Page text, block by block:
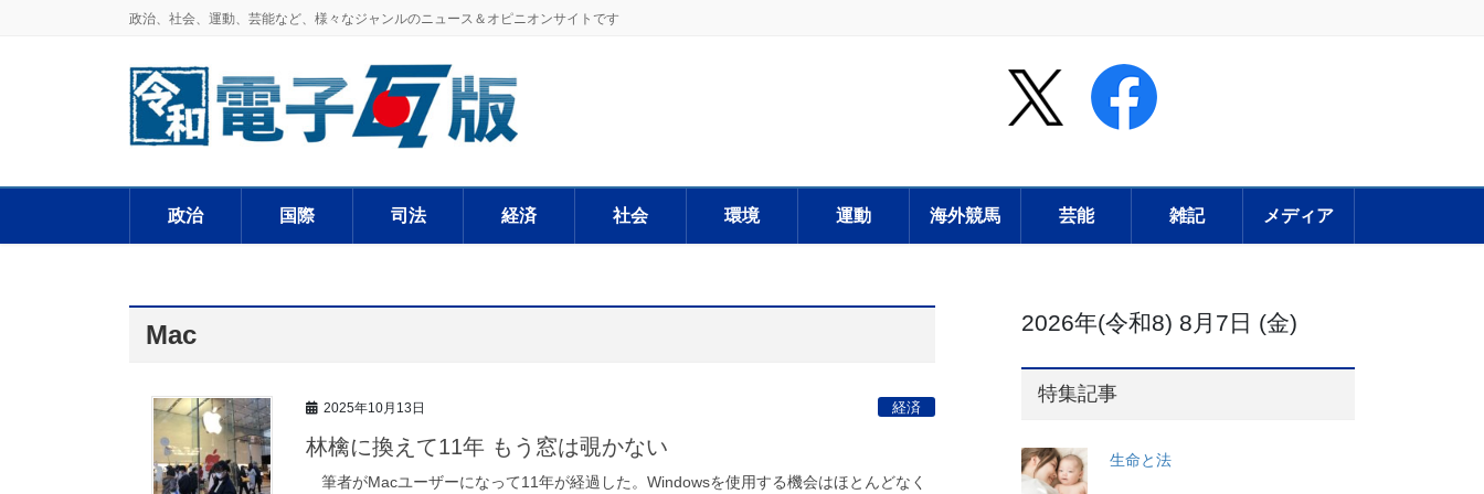
政治、社会、運動、芸能など、様々なジャンルのニュース＆オピニオンサイトです
政治 国際 司法 経済 社会 環境 運動 海外競馬 芸能 雑記 メディア
Mac
2025年10月13日 経済
林檎に換えて11年 もう窓は覗かない
筆者がMacユーザーになって11年が経過した。Windowsを使用する機会はほとんどなく
2026年(令和8) 8月7日 (金)
特集記事
生命と法